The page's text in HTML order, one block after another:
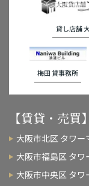
貸し店舗
梅田 貸事務所
【賃貸・売
大阪市北区 タワー
大阪市福島区 タワ
大阪市中央区 タワ